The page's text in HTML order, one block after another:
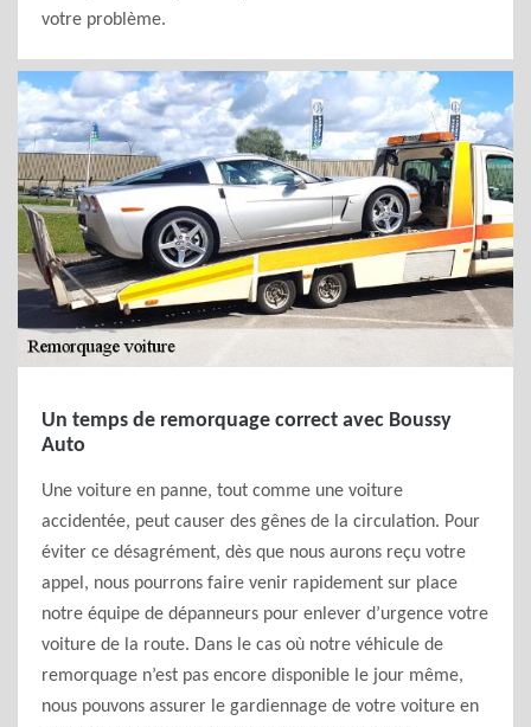
votre problème.
Un temps de remorquage correct avec Boussy
Auto
Une voiture en panne, tout comme une voiture
accidentée, peut causer des gênes de la circulation. Pour
éviter ce désagrément, dès que nous aurons reçu votre
appel, nous pourrons faire venir rapidement sur place
notre équipe de dépanneurs pour enlever d’urgence votre
voiture de la route. Dans le cas où notre véhicule de
remorquage n’est pas encore disponible le jour même,
nous pouvons assurer le gardiennage de votre voiture en